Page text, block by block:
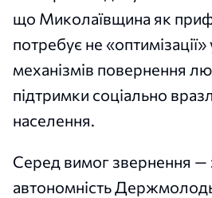
що Миколаївщина як
потребує не «оптимізації»
механізмів повернення
підтримки соціально
населення.
Серед вимог звернення —
автономність